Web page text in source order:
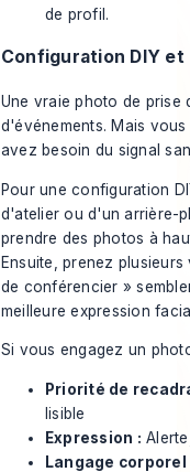
de profil.
Configuration DIY
Une vraie photo de prise
d'événements. Mais
avez besoin du signal
Pour une configuration
d'atelier ou d'un arrière-
prendre des photos à
Ensuite, prenez
de conférencier »
meilleure expression
Si vous engagez un
Priorité de
lisible
Expression :
Langage corporel